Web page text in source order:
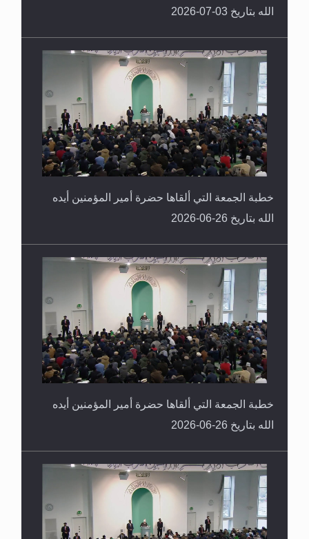
الله بتاريخ 03-07-2026
خطبة الجمعة التي ألقاها حضرة أمير المؤمنين أيده
الله بتاريخ 26-06-2026
خطبة الجمعة التي ألقاها حضرة أمير المؤمنين أيده
الله بتاريخ 26-06-2026